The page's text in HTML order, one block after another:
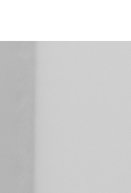
Μπλέ